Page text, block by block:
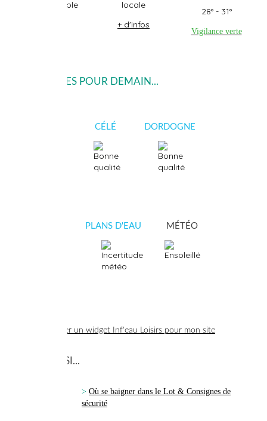
+ d'infos
28° - 31°
Vigilance verte
> TENDANCES POUR DEMAIN...
CÉLÉ DORDOGNE
PLANS D'EAU MÉTÉO
Créer un widget Inf'eau Loisirs pour mon site
À VOIR AUSSI...
> Où se baigner dans le Lot & Consignes de
sécurité